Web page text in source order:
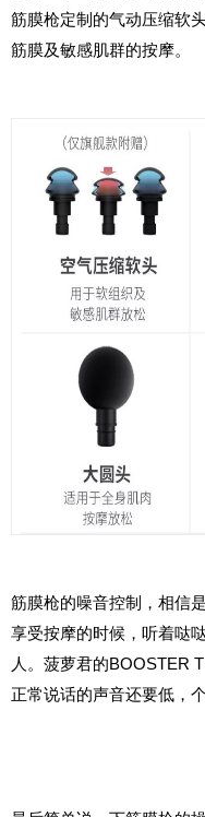
筋膜枪定制的气动压缩软
筋膜及敏感肌群的按摩。
筋膜枪的噪音控制，相信
享受按摩的时候，听着哒
人。 菠萝君的BOOSTER
正常说话的声音还要低，